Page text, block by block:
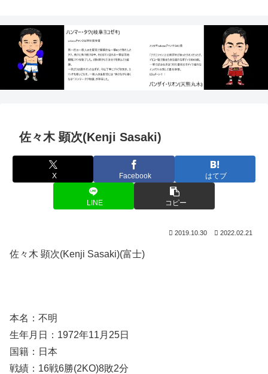
佐々木 顕次(Kenji Sasaki)
X Facebook はてブ
LINE コピー
2019.10.30 2022.02.21
佐々木 顕次(Kenji Sasaki)(富士)
本名：不明
生年月日：1972年11月25日
国籍：日本
戦績：16戦6勝(2KO)8敗2分